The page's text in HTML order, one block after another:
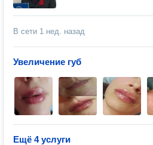
В сети 1 нед. назад
Увеличение губ
Ещё 4 услуги